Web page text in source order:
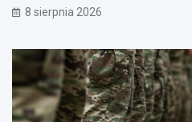
8 sierpnia 2026